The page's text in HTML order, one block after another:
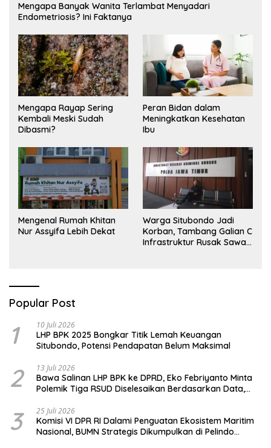
Mengapa Banyak Wanita Terlambat Menyadari
Endometriosis? Ini Faktanya
Mengapa Rayap Sering
Kembali Meski Sudah
Dibasmi?
Peran Bidan dalam
Meningkatkan Kesehatan
Ibu
Mengenal Rumah Khitan
Nur Assyifa Lebih Dekat
Warga Situbondo Jadi
Korban, Tambang Galian C
Infrastruktur Rusak Sawah
Popular Post
1 10 Juli 2026
LHP BPK 2025 Bongkar Titik Lemah Keuangan
Situbondo, Potensi Pendapatan Belum Maksimal
2 13 Juli 2026
Bawa Salinan LHP BPK ke DPRD, Eko Febriyanto Minta
Polemik Tiga RSUD Diselesaikan Berdasarkan Data,
3 25 Juli 2026
Komisi VI DPR RI Dalami Penguatan Ekosistem Maritim
Nasional, BUMN Strategis Dikumpulkan di Pelindo